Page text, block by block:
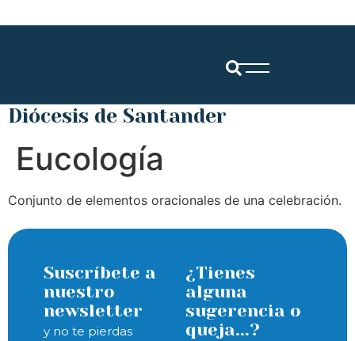
Diócesis de Santander
Eucología
Conjunto de elementos oracionales de una celebración.
Suscríbete a
nuestro
newsletter
y no te pierdas
¿Tienes
alguna
sugerencia o
queja...?